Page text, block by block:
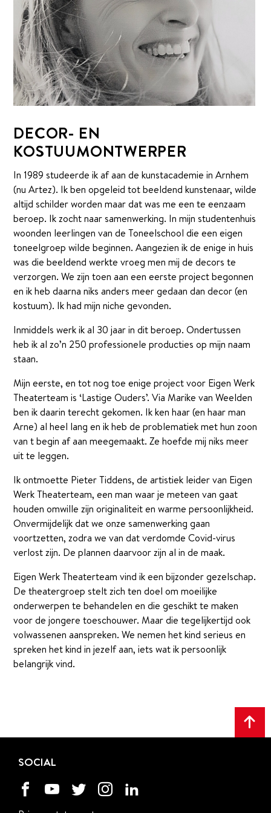
Het Theaterteam
Podcast Sapietom
Contact
DONEREN
DECOR- EN
KOSTUUMONTWERPER
In 1989 studeerde ik af aan de kunstacademie in Arnhem
(nu Artez). Ik ben opgeleid tot beeldend kunstenaar, wilde
altijd schilder worden maar dat was me een te eenzaam
beroep. Ik zocht naar samenwerking. In mijn studentenhuis
woonden leerlingen van de Toneelschool die een eigen
toneelgroep wilde beginnen. Aangezien ik de enige in huis
was die beeldend werkte vroeg men mij de decors te
verzorgen. We zijn toen aan een eerste project begonnen
en ik heb daarna niks anders meer gedaan dan decor (en
kostuum). Ik had mijn niche gevonden.
Inmiddels werk ik al 30 jaar in dit beroep. Ondertussen
heb ik al zo’n 250 professionele producties op mijn naam
staan.
Mijn eerste, en tot nog toe enige project voor Eigen Werk
Theaterteam is ‘Lastige Ouders’. Via Marike van Weelden
ben ik daarin terecht gekomen. Ik ken haar (en haar man
Arne) al heel lang en ik heb de problematiek met hun zoon
van t begin af aan meegemaakt. Ze hoefde mij niks meer
uit te leggen.
Ik ontmoette Pieter Tiddens, de artistiek leider van Eigen
Werk Theaterteam, een man waar je meteen van gaat
houden omwille zijn originaliteit en warme persoonlijkheid.
Onvermijdelijk dat we onze samenwerking gaan
voortzetten, zodra we van dat verdomde Covid-virus
verlost zijn. De plannen daarvoor zijn al in de maak.
Eigen Werk Theaterteam vind ik een bijzonder gezelschap.
De theatergroep stelt zich ten doel om moeilijke
onderwerpen te behandelen en die geschikt te maken
voor de jongere toeschouwer. Maar die tegelijkertijd ook
volwassenen aanspreken. We nemen het kind serieus en
spreken het kind in jezelf aan, iets wat ik persoonlijk
belangrijk vind.
SOCIAL